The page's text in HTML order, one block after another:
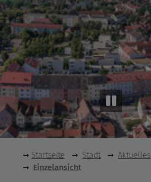
Startseite Stadt Aktuelles
Einzelansicht